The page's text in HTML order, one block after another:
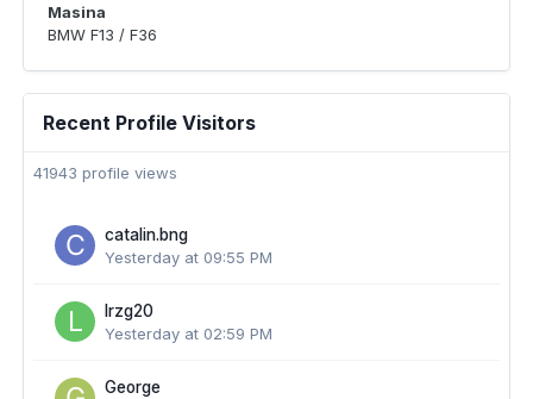
Masina
BMW F13 / F36
Recent Profile Visitors
41943 profile views
catalin.bng
Yesterday at 09:55 PM
lrzg20
Yesterday at 02:59 PM
George